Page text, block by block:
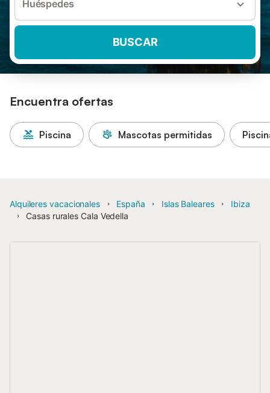
Huéspedes
BUSCAR
Encuentra ofertas
Piscina Mascotas permitidas
Alquileres vacacionales España Islas Baleares
Ibiza
Casas rurales Cala Vedella